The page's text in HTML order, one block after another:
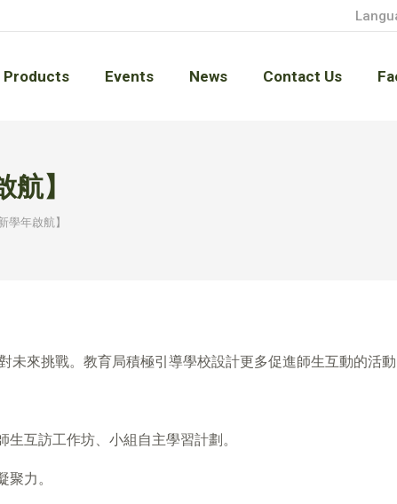
Products Events News Contact Us
航】
學年啟航】
來挑戰。教育局積極引導學校設計更多促進師生互動的活
互訪工作坊、小組自主學習計劃。
力。
Products Events News Contact Us